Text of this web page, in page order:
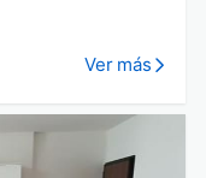
Ver más